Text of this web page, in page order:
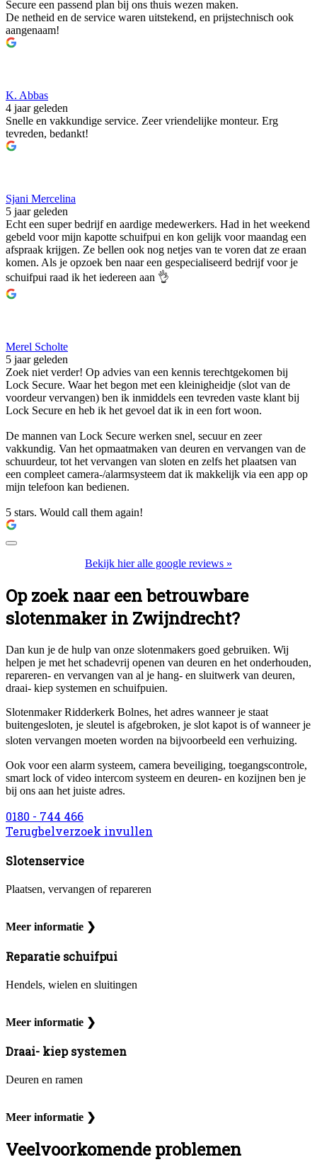
Secure een passend plan bij ons thuis wezen maken.
De netheid en de service waren uitstekend, en prijstechnisch ook
aangenaam!
K. Abbas
4 jaar geleden
Snelle en vakkundige service. Zeer vriendelijke monteur. Erg
tevreden, bedankt!
Sjani Mercelina
5 jaar geleden
Echt een super bedrijf en aardige medewerkers. Had in het weekend
gebeld voor mijn kapotte schuifpui en kon gelijk voor maandag een
afspraak krijgen. Ze bellen ook nog netjes van te voren dat ze eraan
komen. Als je opzoek ben naar een gespecialiseerd bedrijf voor je
schuifpui raad ik het iedereen aan 👌
Merel Scholte
5 jaar geleden
Zoek niet verder! Op advies van een kennis terechtgekomen bij
Lock Secure. Waar het begon met een kleinigheidje (slot van de
voordeur vervangen) ben ik inmiddels een tevreden vaste klant bij
Lock Secure en heb ik het gevoel dat ik in een fort woon.
De mannen van Lock Secure werken snel, secuur en zeer
vakkundig. Van het opmaatmaken van deuren en vervangen van de
schuurdeur, tot het vervangen van sloten en zelfs het plaatsen van
een compleet camera-/alarmsysteem dat ik makkelijk via een app op
mijn telefoon kan bedienen.
5 stars. Would call them again!
Bekijk hier alle google reviews »
Op zoek naar een betrouwbare
slotenmaker in Zwijndrecht?
Dan kun je de hulp van onze slotenmakers goed gebruiken. Wij
helpen je met het schadevrij openen van deuren en het onderhouden,
repareren- en vervangen van al je hang- en sluitwerk van deuren,
draai- kiep systemen en schuifpuien.
Slotenmaker Ridderkerk Bolnes, het adres wanneer je staat
buitengesloten, je sleutel is afgebroken, je slot kapot is of wanneer je
sloten vervangen moeten worden na bijvoorbeeld een verhuizing.
Ook voor een alarm systeem, camera beveiliging, toegangscontrole,
smart lock of video intercom systeem en deuren- en kozijnen ben je
bij ons aan het juiste adres.
0180 - 744 466
Terugbelverzoek invullen
Slotenservice
Plaatsen, vervangen of repareren
Meer informatie ❯
Reparatie schuifpui
Hendels, wielen en sluitingen
Meer informatie ❯
Draai- kiep systemen
Deuren en ramen
Meer informatie ❯
Veelvoorkomende problemen